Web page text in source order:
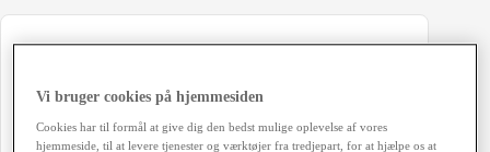
Registreringsår
Modelår
Kilometertal
20.348 km
Brændstof
Hybrid Benzin
Vi bruger cookies på hjemmesiden
Cookies har til formål at give dig den bedst mulige oplevelse af vores
hjemmeside, til at levere tjenester og værktøjer fra tredjepart, for at hjælpe os at